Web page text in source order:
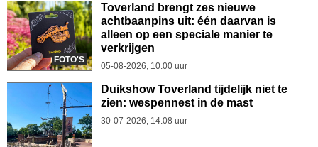
FOTO'S
Toverland brengt zes nieuwe
achtbaanpins uit: één daarvan is
alleen op een speciale manier te
verkrijgen
05-08-2026, 10.00 uur
Duikshow Toverland tijdelijk niet te
zien: wespennest in de mast
30-07-2026, 14.08 uur